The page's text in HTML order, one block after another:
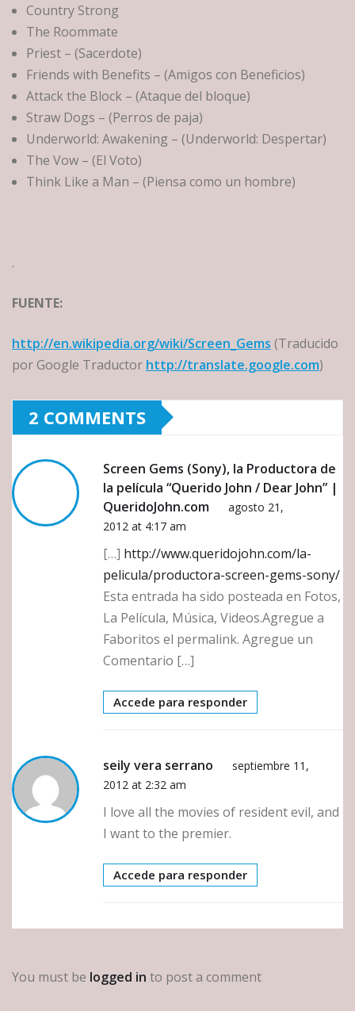
Country Strong
The Roommate
Priest – (Sacerdote)
Friends with Benefits – (Amigos con Beneficios)
Attack the Block – (Ataque del bloque)
Straw Dogs – (Perros de paja)
Underworld: Awakening – (Underworld: Despertar)
The Vow – (El Voto)
Think Like a Man – (Piensa como un hombre)
.
FUENTE:
http://en.wikipedia.org/wiki/Screen_Gems (Traducido
por Google Traductor http://translate.google.com)
2 COMMENTS
Screen Gems (Sony), la Productora de
la película “Querido John / Dear John” |
QueridoJohn.com
agosto 21,
2012 at 4:17 am
[…] http://www.queridojohn.com/la-
pelicula/productora-screen-gems-sony/
Esta entrada ha sido posteada en Fotos,
La Película, Música, Videos.Agregue a
Faboritos el permalink. Agregue un
Comentario […]
Accede para responder
seily vera serrano
septiembre 11,
2012 at 2:32 am
I love all the movies of resident evil, and
I want to the premier.
Accede para responder
You must be logged in to post a comment